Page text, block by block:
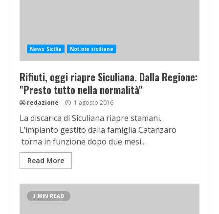
News Sicilia Notizie siciliane
Rifiuti, oggi riapre Siculiana. Dalla Regione:
"Presto tutto nella normalità"
redazione 1 agosto 2016
La discarica di Siculiana riapre stamani.
L’impianto gestito dalla famiglia Catanzaro
torna in funzione dopo due mesi...
Read More
1 MIN READ